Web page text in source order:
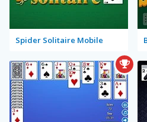
Spider Solitaire Mobile